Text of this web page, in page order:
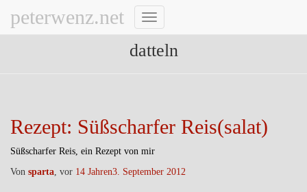
peterwenz.net
Navigation
umschalten
datteln
Rezept: Süßscharfer Reis(salat)
Süßscharfer Reis, ein Rezept von mir
Von sparta, vor 14 Jahren3. September 2012